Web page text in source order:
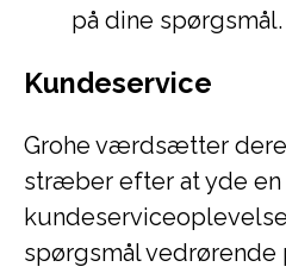
på dine spørgsmål.
Kundeservice
Grohe værdsætter
stræber efter at yde en
spørgsmål vedrørende